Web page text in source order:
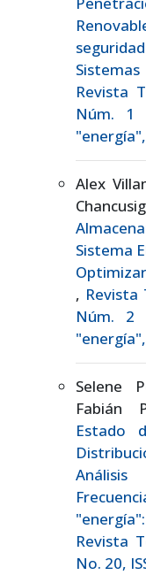
Revista
Núm. 1
Alex
Sistema
, Revista
Núm. 2
Selene
Fabián
Estado
Revista
No. 20,